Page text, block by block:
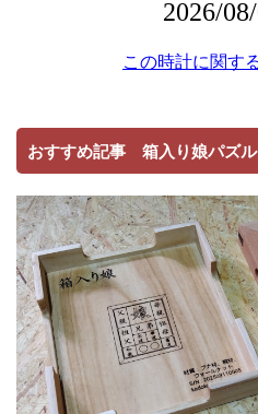
おすすめ記事 箱入り娘パズル